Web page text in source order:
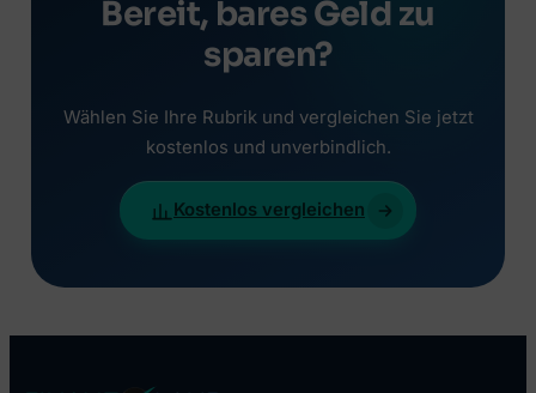
Bereit, bares Geld zu
sparen?
Wählen Sie Ihre Rubrik und vergleichen Sie jetzt
kostenlos und unverbindlich.
Kostenlos vergleichen